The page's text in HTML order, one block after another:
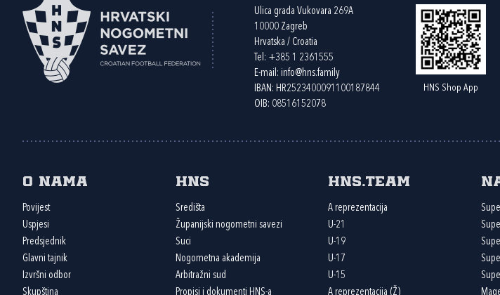
Ulica grada Vukovara 269A
10000 Zagreb
Hrvatska / Croatia
Tel: +385 1 2361555
E-mail: info@hns.family
IBAN: HR2523400091100187844
OIB: 08516152078
HNS Shop App
O nama
Povijest
Uspjesi
Predsjednik
Glavni tajnik
Izvršni odbor
Skupština
HNS
Središta
Županijski nogometni savezi
Suci
Nogometna akademija
Arbitražni sud
Propisi i dokumenti HNS-a
HNS.team
A reprezentacija
U-21
U-19
U-17
U-15
A reprezentacija (Ž)